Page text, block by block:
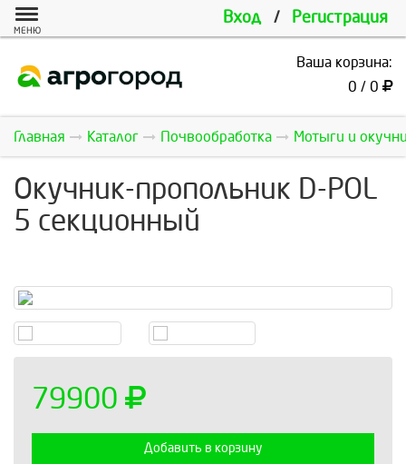
Вход / Регистрация
МЕНЮ
Ваша корзина:
0 / 0
Главная Каталог Почвообработка Мотыги и
Окучник-пропольник D-POL
5 секционный
79900
Добавить в корзину